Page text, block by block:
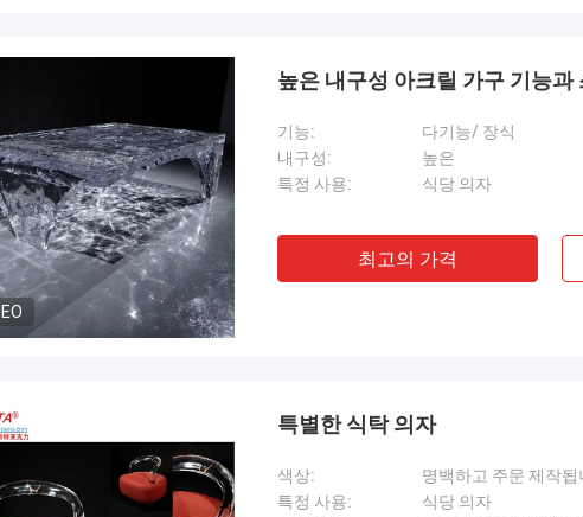
높은 내구성 아크릴 가구 기능과
기능:
다기능/ 장식
내구성:
높은
특정 사용:
식당 의자
최고의 가격
특별한 식탁 의자
색상:
명백하고 주문 제작됩
특정 사용:
식당 의자